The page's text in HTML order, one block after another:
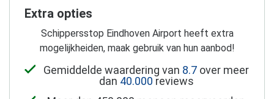
Extra opties
Schippersstop Eindhoven Airport heeft extra
mogelijkheiden, maak gebruik van hun aanbod!
Gemiddelde waardering van 8.7 over meer
dan 40.000 reviews